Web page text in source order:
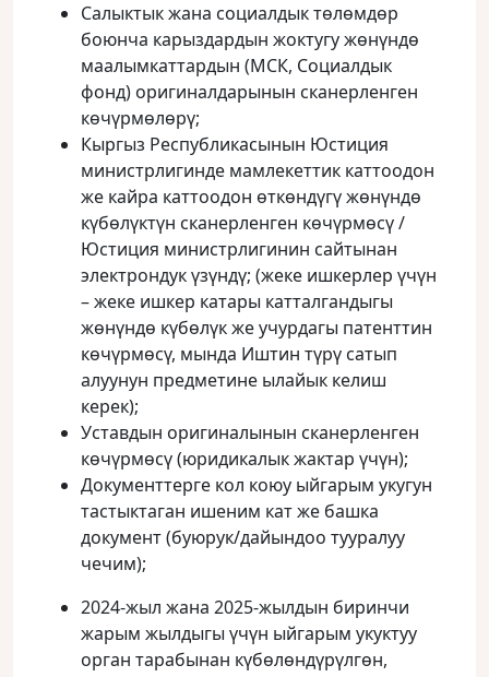
Салыктык жана социалдык төлөмдөр
боюнча карыздардын жоктугу жөнүндө
маалымкаттардын (МСК, Социалдык
фонд) оригиналдарынын сканерленген
көчүрмөлөрү;
Кыргыз Республикасынын Юстиция
министрлигинде мамлекеттик каттоодон
же кайра каттоодон өткөндүгү жөнүндө
күбөлүктүн сканерленген көчүрмөсү /
Юстиция министрлигинин сайтынан
электрондук үзүндү; (жеке ишкерлер үчүн
– жеке ишкер катары катталгандыгы
жөнүндө күбөлүк же учурдагы патенттин
көчүрмөсү, мында Иштин түрү сатып
алуунун предметине ылайык келиш
керек);
Уставдын оригиналынын сканерленген
көчүрмөсү (юридикалык жактар үчүн);
Документтерге кол коюу ыйгарым укугун
тастыктаган ишеним кат же башка
документ (буюрук/дайындоо тууралуу
чечим);
2024-жыл жана 2025-жылдын биринчи
жарым жылдыгы үчүн ыйгарым укуктуу
орган тарабынан күбөлөндүрүлгөн,